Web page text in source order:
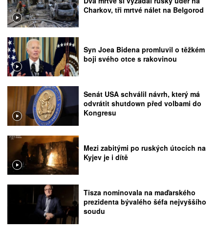
Charkov, tři mrtvé nálet na Belgorod
Syn Joea Bidena promluvil o těžkém
boji svého otce s rakovinou
Senát USA schválil návrh, který má
odvrátit shutdown před volbami do
Kongresu
Mezi zabitými po ruských útocích na
Kyjev je i dítě
Tisza nominovala na maďarského
prezidenta bývalého šéfa nejvyššího
soudu